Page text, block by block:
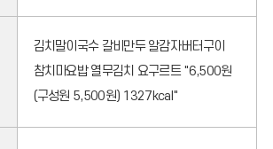
김치말이국수 갈비만두 알감자버터구이
참치마요밥 열무김치 요구르트 "6,500원
(구성원 5,500원) 1327kcal"